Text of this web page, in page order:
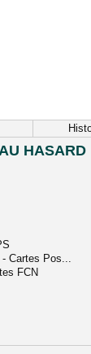
HASARD
Cartes Pos...
FCN